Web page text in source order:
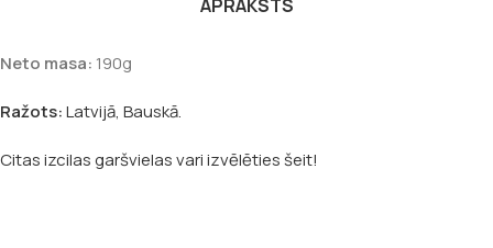
APRAKSTS
Neto masa: 190g
Ražots:Latvijā, Bauskā.
Citas izcilas garšvielas vari izvēlēties šeit!